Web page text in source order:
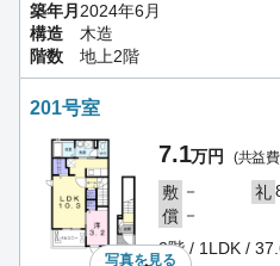
築年月 2024年6月
構造
木造
階数
地上2階
201号室
写真を見る
7.1万円 (共益
敷 － 礼
償 －
2階 / 1LDK /